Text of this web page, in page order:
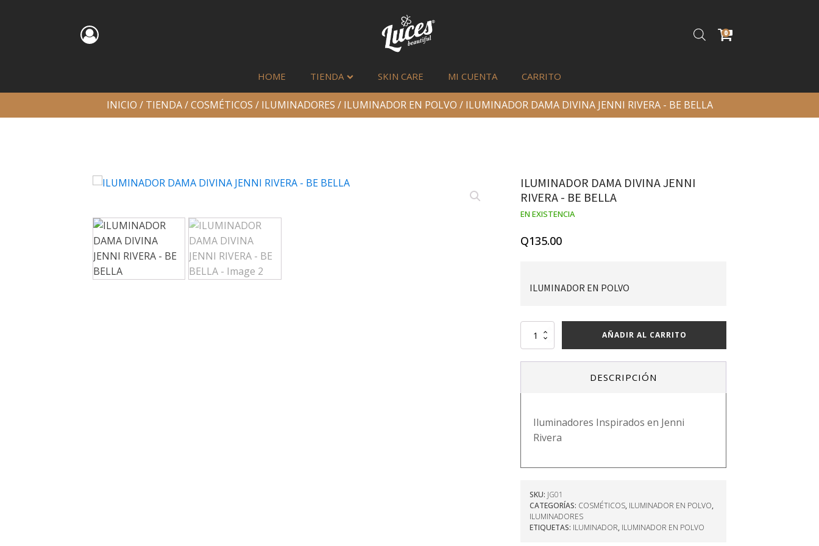
0
HOME TIENDA SKIN CARE MI CUENTA CARRITO
INICIO / TIENDA/COSMÉTICOS / ILUMINADORES / ILUMINADOR EN POLVO / ILUMINADOR DAMA DIVINA JENNI RIVERA - BE BELLA
ILUMINADOR DAMA DIVINA JENNI
RIVERA - BE BELLA
EN EXISTENCIA
Q135.00
ILUMINADOR EN POLVO
ILUMINADOR
cantidad
AÑADIR AL CARRITO
DESCRIPCIÓN
Iluminadores Inspirados en Jenni
Rivera
SKU: JG01
CATEGORÍAS: COSMÉTICOS, ILUMINADOR EN POLVO,
ILUMINADORES
ETIQUETAS: ILUMINADOR, ILUMINADOR EN POLVO